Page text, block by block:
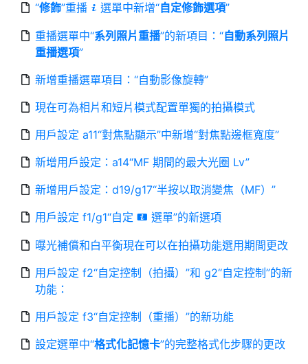
“修飾”重播 i 選單中新增“自定修飾選項”
重播選單中“系列照片重播”的新項目：“自動系列照片
重播選項”
新增重播選單項目：“自動影像旋轉”
現在可為相片和短片模式配置單獨的拍攝模式
用戶設定 a11“對焦點顯示”中新增“對焦點邊框寬度”
新增用戶設定：a14“MF 期間的最大光圈 Lv”
新增用戶設定：d19/g17“半按以取消變焦（MF）”
用戶設定 f1/g1“自定 i 選單”的新選項
曝光補償和白平衡現在可以在拍攝功能選用期間更改
用戶設定 f2“自定控制（拍攝）”和 g2“自定控制”的新
功能：
用戶設定 f3“自定控制（重播）”的新功能
設定選單中“格式化記憶卡”的完整格式化步驟的更改